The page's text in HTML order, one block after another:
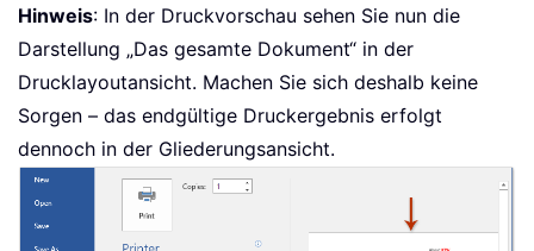
Hinweis: In der Druckvorschau sehen Sie nun die
Darstellung „Das gesamte Dokument“ in der
Drucklayoutansicht. Machen Sie sich deshalb keine
Sorgen – das endgültige Druckergebnis erfolgt
dennoch in der Gliederungsansicht.